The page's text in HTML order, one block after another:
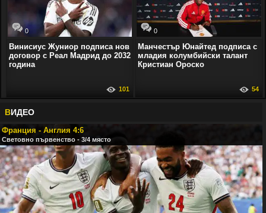
0
Винисиус Жуниор подписа нов
договор с Реал Мадрид до 2032
година
101
0
Манчестър Юнайтед подписа с
младия колумбийски талант
Кристиан Ороско
54
ВИДЕО
Франция - Англия 4:6
Световно първенство - 3/4 място